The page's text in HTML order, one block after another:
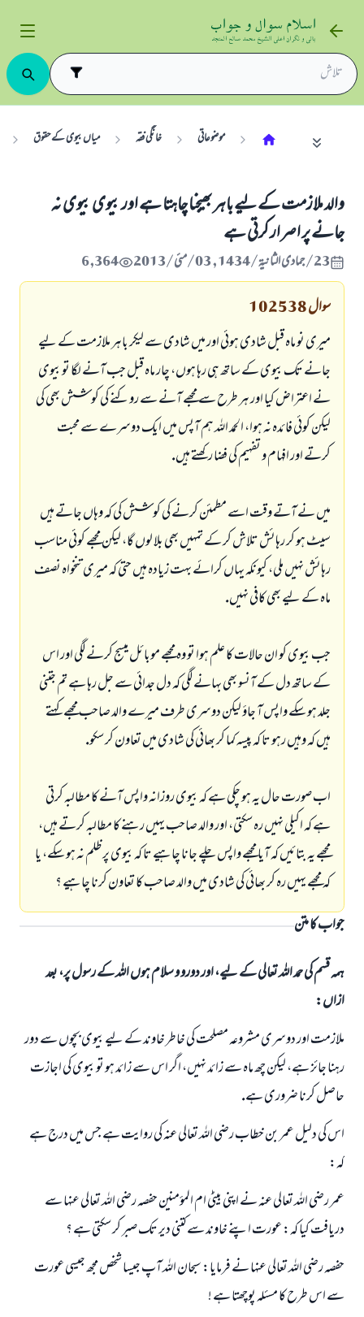
موضوعاتی خانگی فقہ میاں بیوی کے حقوق
والد ملازمت كے ليے باہر بھيجنا چاہتا ہے اور بيوى بيوى نہ
جانے پر اصرار كرتى ہے
23/جمادى الثانية/1434 , 03/مئی/2013 6,364
سوال102538
ميرى نو ماہ قبل شادى ہوئى اور ميں شادى سے ليكر باہر ملازمت كے ليے
جانے تك بيوى كے ساتھ ہى رہا ہوں، چار ماہ قبل جب آنے لگا تو بيوى
نے اعتراض كيا اور ہر طرح سے مجھے آنے سے روكنے كى كوشش بھى كى
ليكن كوئى فائدہ نہ ہوا، الحمد اللہ ہم آپس ميں ايك دوسرے سے محبت
كرتے اور افہام و تفہيم كى فضا ركھتے ہيں.
ميں نے آتے وقت اسے مطمئن كرنے كى كوشش كى كہ وہاں جاتے ہيں
سيٹ ہو كر رہائش تلاش كر كے تمہيں بھى بلا لوں گا، ليكن مجھے كوئى مناسب
رہائش نہيں ملى، كيونكہ يہاں كرائے بہت زيادہ ہيں حتى كہ ميرى تنخواہ نصف
ماہ كے ليے بھى كافى نہيں.
جب بيوى كو ان حالات كا علم ہوا تو وہ مجھے موبائل ميسج كرنے لگى اور اس
كے ساتھ دل كے آنسو بھى بہانے لگى كہ دل جدائى سے جل رہا ہے تم جتنى
جلد ہو سكے واپس آ جاؤ ليكن دوسرى طرف ميرے والد صاحب مجھے كہتے
ہيں كہ وہيں رہو تا كہ پيسہ كما كر بھائى كى شادى ميں تعاون كر سكو.
اب صورت حال يہ ہو چكى ہے كہ بيوى روزانہ واپس آنے كا مطالبہ كرتى
ہے كہ اكيلى نہيں رہ سكتى، اور والد صاحب يہيں رہنے كا مطالبہ كرتے ہيں،
مجھے يہ بتائيں كہ آيا مجھے واپس چلے جانا چاہيے تا كہ بيوى پر ظلم نہ ہو سكے، يا
كہ مجھے يہيں رہ كر بھائى كى شادى ميں والد صاحب كا تعاون كرنا چاہيے ؟
جواب کا متن
ہمہ قسم کی حمد اللہ تعالی کے لیے، اور دورو و سلام ہوں اللہ کے رسول پر، بعد
ازاں:
ملازمت اور دوسرى مشروعہ مصلحت كى خاطر خاوند كے ليے بيوى بچوں سے دور
رہنا جائز ہے، ليكن چھ ماہ سے زائد نہيں، اگر اس سے زائد ہو تو بيوى كى اجازت
حاصل كرنا ضرورى ہے.
اس كى دليل عمر بن خطاب رضى اللہ تعالى عنہ كى روايت ہے جس ميں درج ہے
كہ:
عمر رضى اللہ تعالى عنہ نے اپنى بيٹى ام المؤمنين حفصہ رضى اللہ تعالى عنہا سے
دريافت كيا كہ: عورت اپنے خاوند سے كتنى دير تك صبر كر سكتى ہے ؟
حفصہ رضى اللہ تعالى عنہا نے فرمايا: سبحان اللہ آپ جيسا شخص مجھ جيسى عورت
سے اس طرح كا مسئلہ پوچھتا ہے !